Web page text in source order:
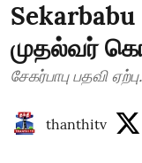
Sekarbabu |
முதல்வர்
சேகர்பாபு பதவி
thanthitv